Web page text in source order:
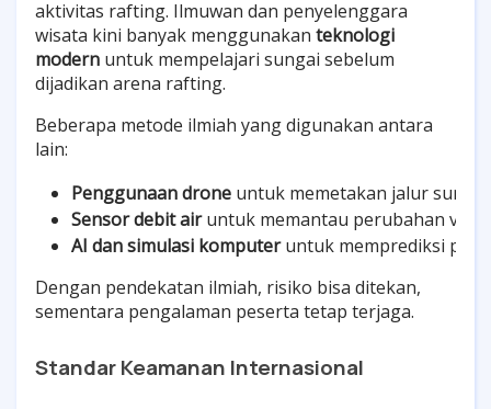
aktivitas rafting. Ilmuwan dan penyelenggara
wisata kini banyak menggunakan teknologi
modern untuk mempelajari sungai sebelum
dijadikan arena rafting.
Beberapa metode ilmiah yang digunakan antara
lain:
Penggunaan drone untuk memetakan jalur
Sensor debit air untuk memantau perubahan
AI dan simulasi komputer untuk memprediksi
Dengan pendekatan ilmiah, risiko bisa ditekan,
sementara pengalaman peserta tetap terjaga.
Standar Keamanan Internasional